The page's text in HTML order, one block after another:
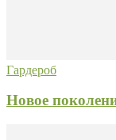
Гардероб
Новое